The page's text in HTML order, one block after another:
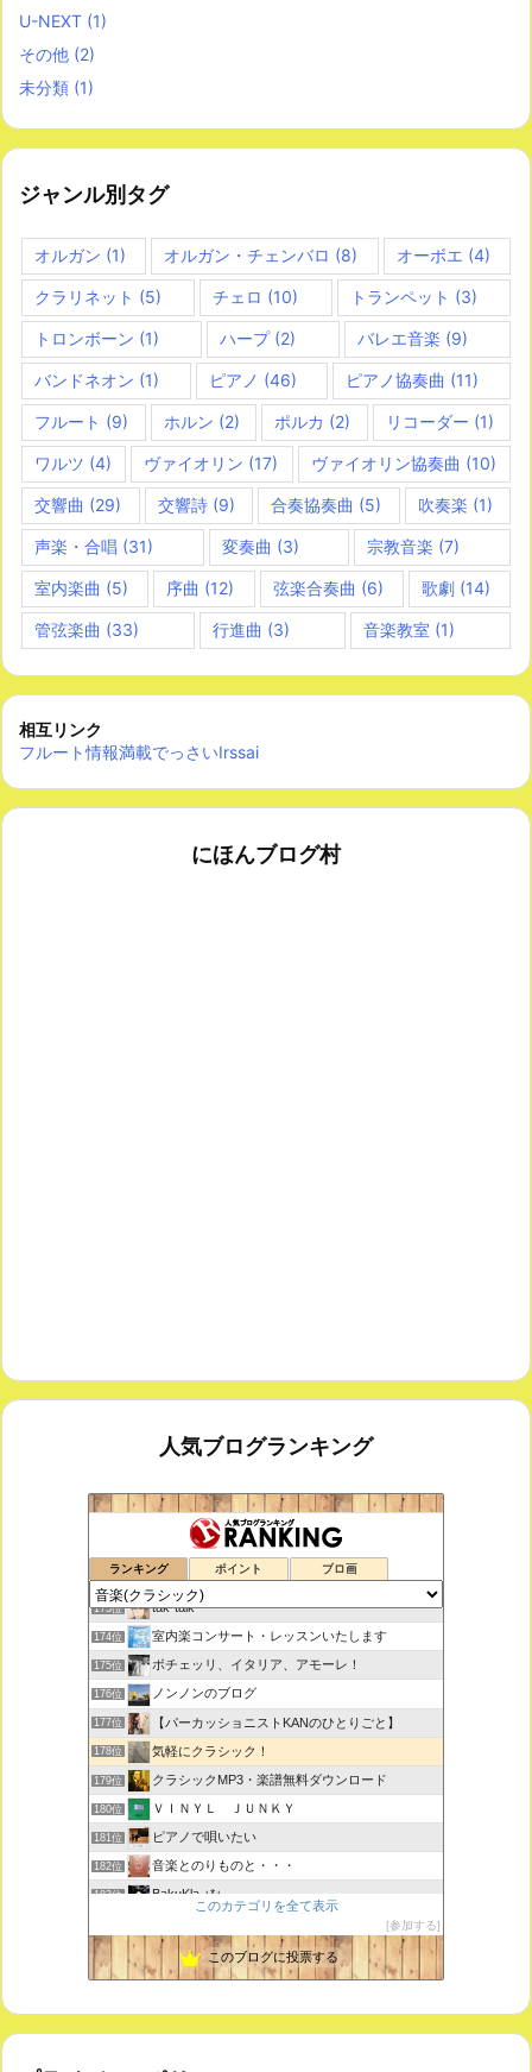
U-NEXT (1)
その他 (2)
未分類 (1)
ジャンル別タグ
オルガン (1) オルガン・チェンバロ (8) オーボエ (4)
クラリネット (5) チェロ (10) トランペット (3)
トロンボーン (1) ハープ(2) バレエ音楽 (9)
バンドネオン (1) ピアノ (46) ピアノ協奏曲 (11)
フルート (9) ホルン (2) ポルカ (2) リコーダー (1)
ワルツ (4) ヴァイオリン (17) ヴァイオリン協奏曲 (10)
交響曲 (29) 交響詩(9) 合奏協奏曲 (5) 吹奏楽 (1)
声楽・合唱 (31) 変奏曲 (3) 宗教音楽 (7)
室内楽曲 (5) 序曲 (12) 弦楽合奏曲 (6) 歌劇(14)
管弦楽曲 (33) 行進曲 (3) 音楽教室 (1)
相互リンク
フルート情報満載でっさいIrssai
にほんブログ村
人気ブログランキング
ランキング ポイント ブロ画
鑑賞空間・忘れられない作品
172位 思えば遠くへ来たもんだ
173位 tak-talk
174位 室内楽コンサート・レッスンいたします
175位 ボチェッリ、イタリア、アモーレ！
176位 ノンノンのブログ
177位 【パーカッショニストKANのひとりごと】
178位 気軽にクラシック！
179位 クラシックMP3・楽譜無料ダウンロード
180位 ＶＩＮＹＬ ＪＵＮＫＹ
181位 ピアノで唄いたい
182位 音楽とのりものと・・・
183位 BakuKla +*+
185位 ときどき書きます♪
このカテゴリを全て表示
参加する
このブログに投票する